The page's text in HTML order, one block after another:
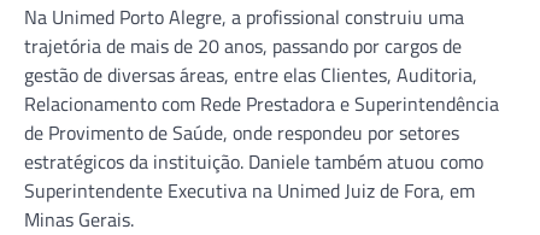
Na Unimed Porto Alegre, a profissional construiu uma
trajetória de mais de 20 anos, passando por cargos de
gestão de diversas áreas, entre elas Clientes, Auditoria,
Relacionamento com Rede Prestadora e Superintendência
de Provimento de Saúde, onde respondeu por setores
estratégicos da instituição. Daniele também atuou como
Superintendente Executiva na Unimed Juiz de Fora, em
Minas Gerais.